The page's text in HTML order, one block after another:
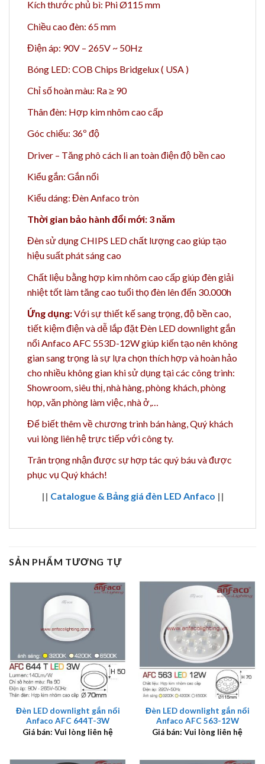
Kích thước phủ bì: Phi Ø115 mm
Chiều cao đèn: 65 mm
Điện áp: 90V – 265V ~ 50Hz
Bóng LED: COB Chips Bridgelux ( USA )
Chỉ số hoàn màu: Ra ≥ 90
Thân đèn: Hợp kim nhôm cao cấp
Góc chiếu: 36º độ
Driver – Tăng phô cách li an toàn điện độ bền cao
Kiểu gắn: Gắn nổi
Kiểu dáng: Đèn Anfaco tròn
Thời gian bảo hành đổi mới: 3 năm
Đèn sử dụng CHIPS LED chất lượng cao giúp tạo
hiệu suất phát sáng cao
Chất liệu bằng hợp kim nhôm cao cấp giúp đèn giải
nhiệt tốt làm tăng cao tuổi thọ đèn lên đến 30.000h
Ứng dụng:Với sự thiết kế sang trọng, độ bền cao,
tiết kiệm điện và dễ lắp đặt Đèn LED downlight gắn
nổi Anfaco AFC 553D-12W giúp kiến tạo nên không
gian sang trọng là sự lựa chọn thích hợp và hoàn hảo
cho nhiều không gian khi sử dụng tại các công trình:
Showroom, siêu thị, nhà hàng, phòng khách, phòng
họp, văn phòng làm việc, nhà ở,…
Để biết thêm về chương trình bán hàng,Quý khách
vui lòng liên hệ trực tiếp với công ty.
Trân trọng nhận được sự hợp tác quý báu và được
phục vụ Quý khách!
|| Catalogue & Bảng giá đèn LED Anfaco ||
SẢN PHẨM TƯƠNG TỰ
Đèn LED downlight gắn nổi
Anfaco AFC 644T-3W
Giá bán: Vui lòng liên hệ
Đèn LED downlight gắn nổi
Anfaco AFC 563-12W
Giá bán: Vui lòng liên hệ